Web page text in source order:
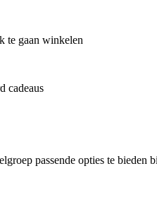
te gaan winkelen
cadeaus
passende opties te bieden